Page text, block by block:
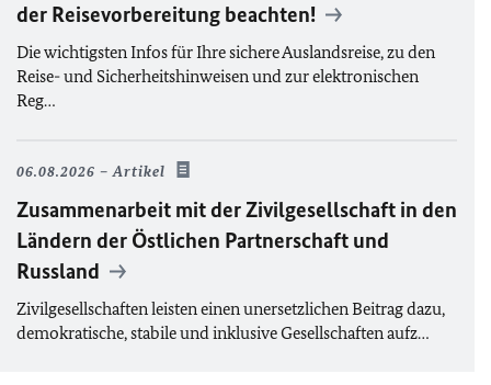
der Reisevorbereitung beachten!
Die wichtigsten Infos für Ihre sichere Auslandsreise, zu den
Reise- und Sicherheitshinweisen und zur elektronischen
Reg…
06.08.2026 Artikel
Zusammenarbeit mit der Zivilgesellschaft in den
Ländern der Östlichen Partnerschaft und
Russland
Zivilgesellschaften leisten einen unersetzlichen Beitrag dazu,
demokratische, stabile und inklusive Gesellschaften aufz…